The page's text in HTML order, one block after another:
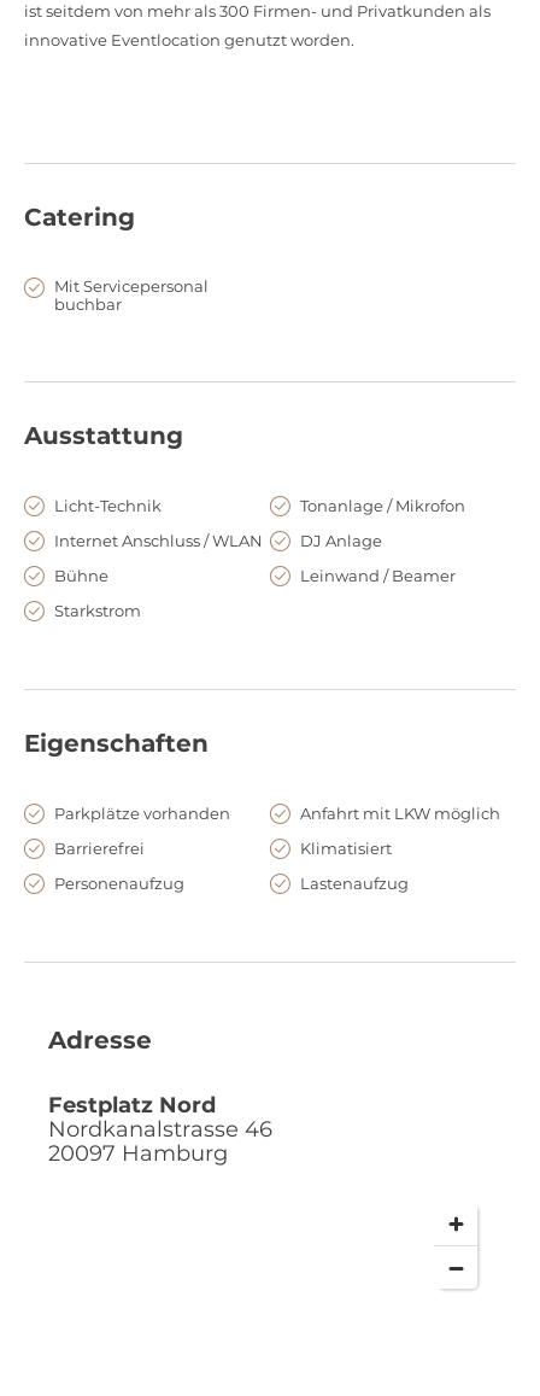
ist seitdem von mehr als 300 Firmen- und Privatkunden als
innovative Eventlocation genutzt worden.
Catering
Mit Servicepersonal
buchbar
Ausstattung
Licht-Technik
Tonanlage / Mikrofon
Internet Anschluss / WLAN
DJ Anlage
Bühne
Leinwand / Beamer
Starkstrom
Eigenschaften
Parkplätze vorhanden
Anfahrt mit LKW möglich
Barrierefrei
Klimatisiert
Personenaufzug
Lastenaufzug
Adresse
Festplatz Nord
Nordkanalstrasse 46
20097 Hamburg